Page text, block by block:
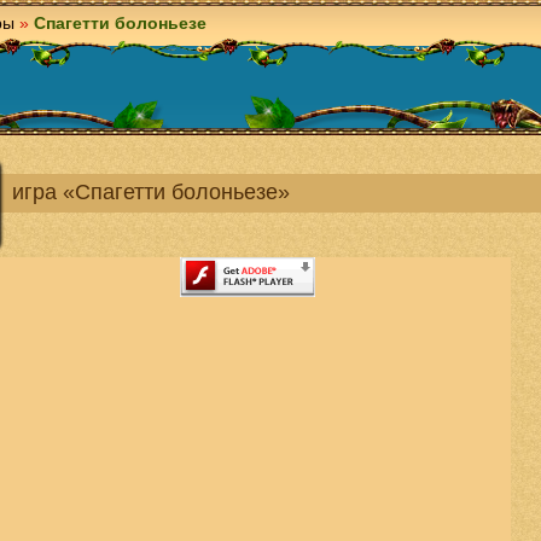
» Спагетти болоньезе
игра «Спагетти болоньезе»